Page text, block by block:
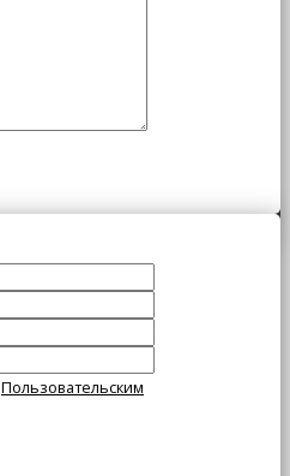
Пользовательским